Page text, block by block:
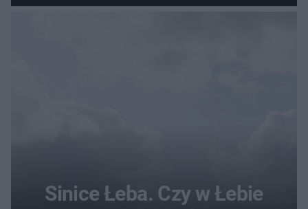
Sinice Łeba. Czy w Łebie